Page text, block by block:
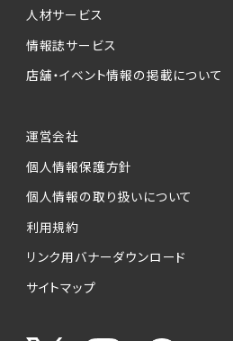
人材サービス
情報誌サービス
店舗・イベント情報の掲載について
運営会社
個人情報保護方針
個人情報の取り扱いについて
利用規約
リンク用バナーダウンロード
サイトマップ